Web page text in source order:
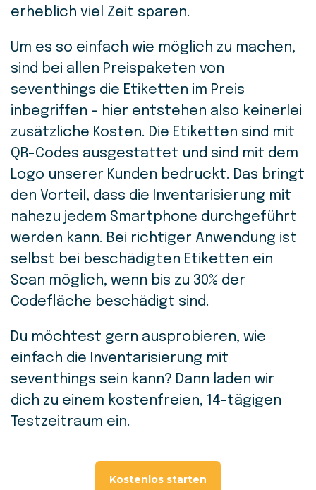
erheblich viel Zeit sparen.
Um es so einfach wie möglich zu machen,
sind bei allen Preispaketen von
seventhings die Etiketten im Preis
inbegriffen - hier entstehen also keinerlei
zusätzliche Kosten. Die Etiketten sind mit
QR-Codes ausgestattet und sind mit dem
Logo unserer Kunden bedruckt. Das bringt
den Vorteil, dass die Inventarisierung mit
nahezu jedem Smartphone durchgeführt
werden kann. Bei richtiger Anwendung ist
selbst bei beschädigten Etiketten ein
Scan möglich, wenn bis zu 30% der
Codefläche beschädigt sind.
Du möchtest gern ausprobieren, wie
einfach die Inventarisierung mit
seventhings sein kann? Dann laden wir
dich zu einem kostenfreien, 14-tägigen
Testzeitraum ein.
Kostenlos starten